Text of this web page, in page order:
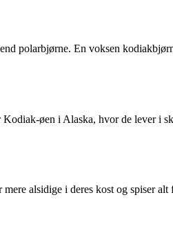
polarbjørne. En voksen
øen i Alaska, hvor de lever i
alsidige i deres kost og spiser